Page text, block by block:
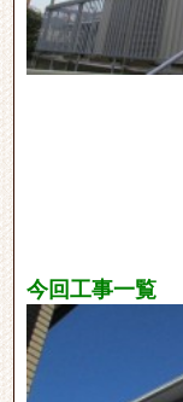
今回工事一覧